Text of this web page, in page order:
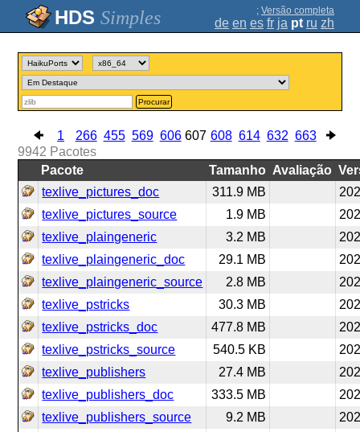
Simples ; Versão completa
de en es fr ja pt ru zh
Procurar
1 266 455 569 606 607 608 614 632 663
9942 Pacotes
Pacote
Tamanho Avaliação
texlive_pictures_doc
311.9 MB
texlive_pictures_source
1.9 MB
texlive_plaingeneric
3.2 MB
texlive_plaingeneric_doc
29.1 MB
texlive_plaingeneric_source
2.8 MB
texlive_pstricks
30.3 MB
texlive_pstricks_doc
477.8 MB
texlive_pstricks_source
540.5 KB
texlive_publishers
27.4 MB
texlive_publishers_doc
333.5 MB
texlive_publishers_source
9.2 MB